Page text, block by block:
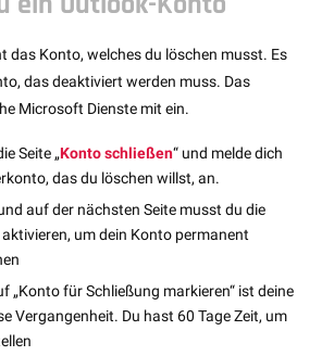
das Konto, welches du löschen musst. Es
das deaktiviert werden muss. Das
Microsoft Dienste mit ein.
Seite „Konto schließen“ und melde dich
das du löschen willst, an.
auf der nächsten Seite musst du die
um dein Konto permanent
„Konto für Schließung markieren“ ist deine
Vergangenheit. Du hast 60 Tage Zeit, um